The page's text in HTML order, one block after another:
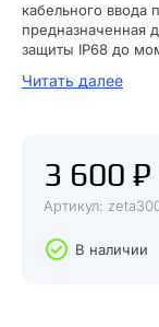
кабельного ввода
предназначенная
защиты IP68 до
электрического
соединений
оконцеватель –
— латунного
М(РКн).
Читать далее
3 600 ₽
Артикул:
В наличии